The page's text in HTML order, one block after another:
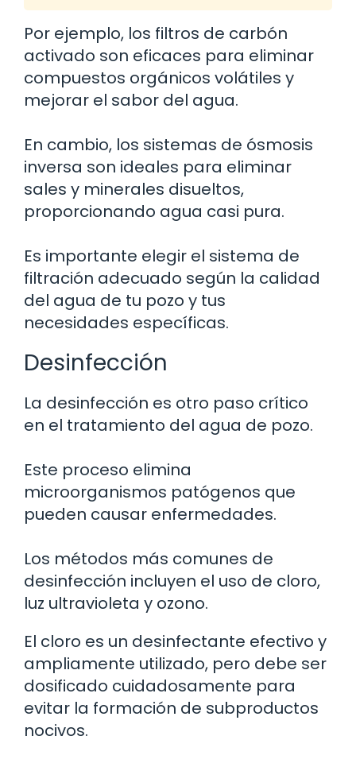
Por ejemplo, los filtros de carbón
activado son eficaces para eliminar
compuestos orgánicos volátiles y
mejorar el sabor del agua.
En cambio, los sistemas de ósmosis
inversa son ideales para eliminar
sales y minerales disueltos,
proporcionando agua casi pura.
Es importante elegir el sistema de
filtración adecuado según la calidad
del agua de tu pozo y tus
necesidades específicas.
Desinfección
La desinfección es otro paso crítico
en el tratamiento del agua de pozo.
Este proceso elimina
microorganismos patógenos que
pueden causar enfermedades.
Los métodos más comunes de
desinfección incluyen el uso de cloro,
luz ultravioleta y ozono.
El cloro es un desinfectante efectivo y
ampliamente utilizado, pero debe ser
dosificado cuidadosamente para
evitar la formación de subproductos
nocivos.